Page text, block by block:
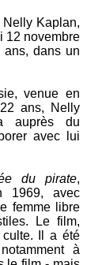
Kaplan,
12 novembre
dans un
venue en
ans, Nelly
auprès du
avec lui
du pirate,
1969, avec
femme libre
Le film,
culte. Il a été
à